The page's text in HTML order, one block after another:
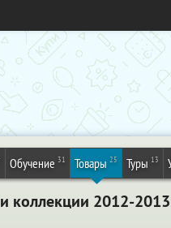
Обучение 31 Товары 25 Туры 13
2012-